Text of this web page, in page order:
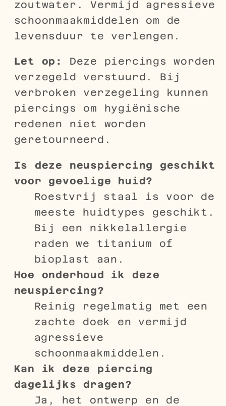
zoutwater. Vermijd agressieve
schoonmaakmiddelen om de
levensduur te verlengen.
Let op:
Deze piercings worden
verzegeld verstuurd. Bij
verbroken verzegeling kunnen
piercings om hygiënische
redenen niet worden
geretourneerd.
Is deze neuspiercing geschikt
voor gevoelige huid?
Roestvrij staal is voor de
meeste huidtypes geschikt.
Bij een nikkelallergie
raden we titanium of
bioplast aan.
Hoe onderhoud ik deze
neuspiercing?
Reinig regelmatig met een
zachte doek en vermijd
agressieve
schoonmaakmiddelen.
Kan ik deze piercing
dagelijks dragen?
Ja, het ontwerp en de